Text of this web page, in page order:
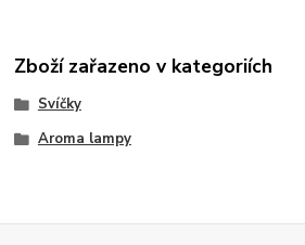
Zboží zařazeno v kategoriích
Svíčky
Aroma lampy